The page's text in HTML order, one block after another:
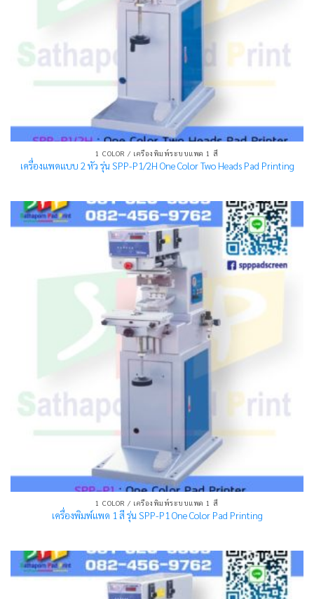
1 COLOR / เครื่องพิมพ์ระบบแพด 1 สี
เครื่องแพดแบบ 2 หัว รุ่น SPP-P1/2H One Color Two Heads Pad Printing
1 COLOR / เครื่องพิมพ์ระบบแพด 1 สี
เครื่องพิมพ์แพด 1 สี รุ่น SPP-P1 One Color Pad Printing